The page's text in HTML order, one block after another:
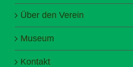
Über den Verein
Museum
Kontakt